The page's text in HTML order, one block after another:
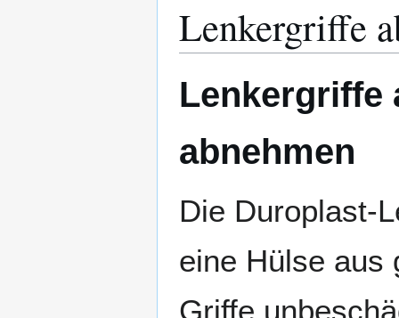
Lenkergriffe
Lenkergriffe
abnehmen
Die Duroplast-
eine Hülse aus
Griffe